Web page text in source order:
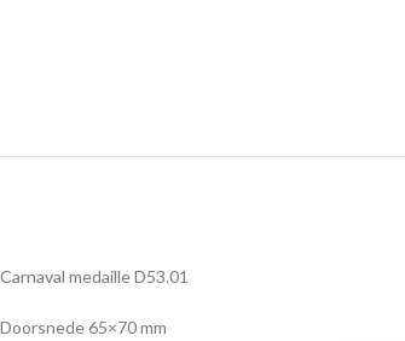
Carnaval medaille D53.01
Doorsnede 65×70 mm